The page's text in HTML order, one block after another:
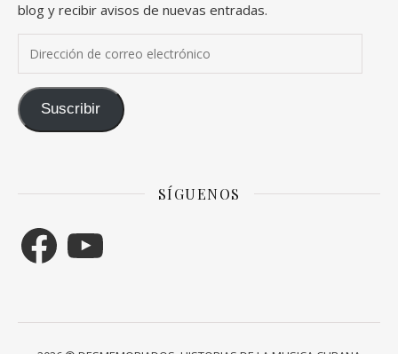
blog y recibir avisos de nuevas entradas.
Suscribir
SÍGUENOS
Facebook